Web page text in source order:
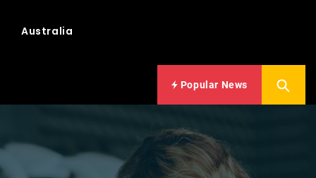
Australia
Popular News